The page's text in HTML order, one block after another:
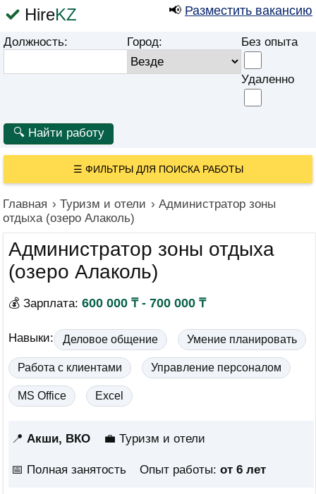
HireKZ 📢 Разместить вакансию
Должность: Город: Без опыта
Удаленно
☰ ФИЛЬТРЫ ДЛЯ ПОИСКА РАБОТЫ
Главная › Туризм и отели › Администратор зоны
отдыха (озеро Алаколь)
Администратор зоны отдыха
(озеро Алаколь)
💰 Зарплата: 600 000 ₸ - 700 000 ₸
Навыки: Деловое общение Умение планировать
Работа с клиентами Управление персоналом
MS Office Excel
📍 Акши, ВКО 💼 Туризм и отели
📅 Полная занятость Опыт работы: от 6 лет